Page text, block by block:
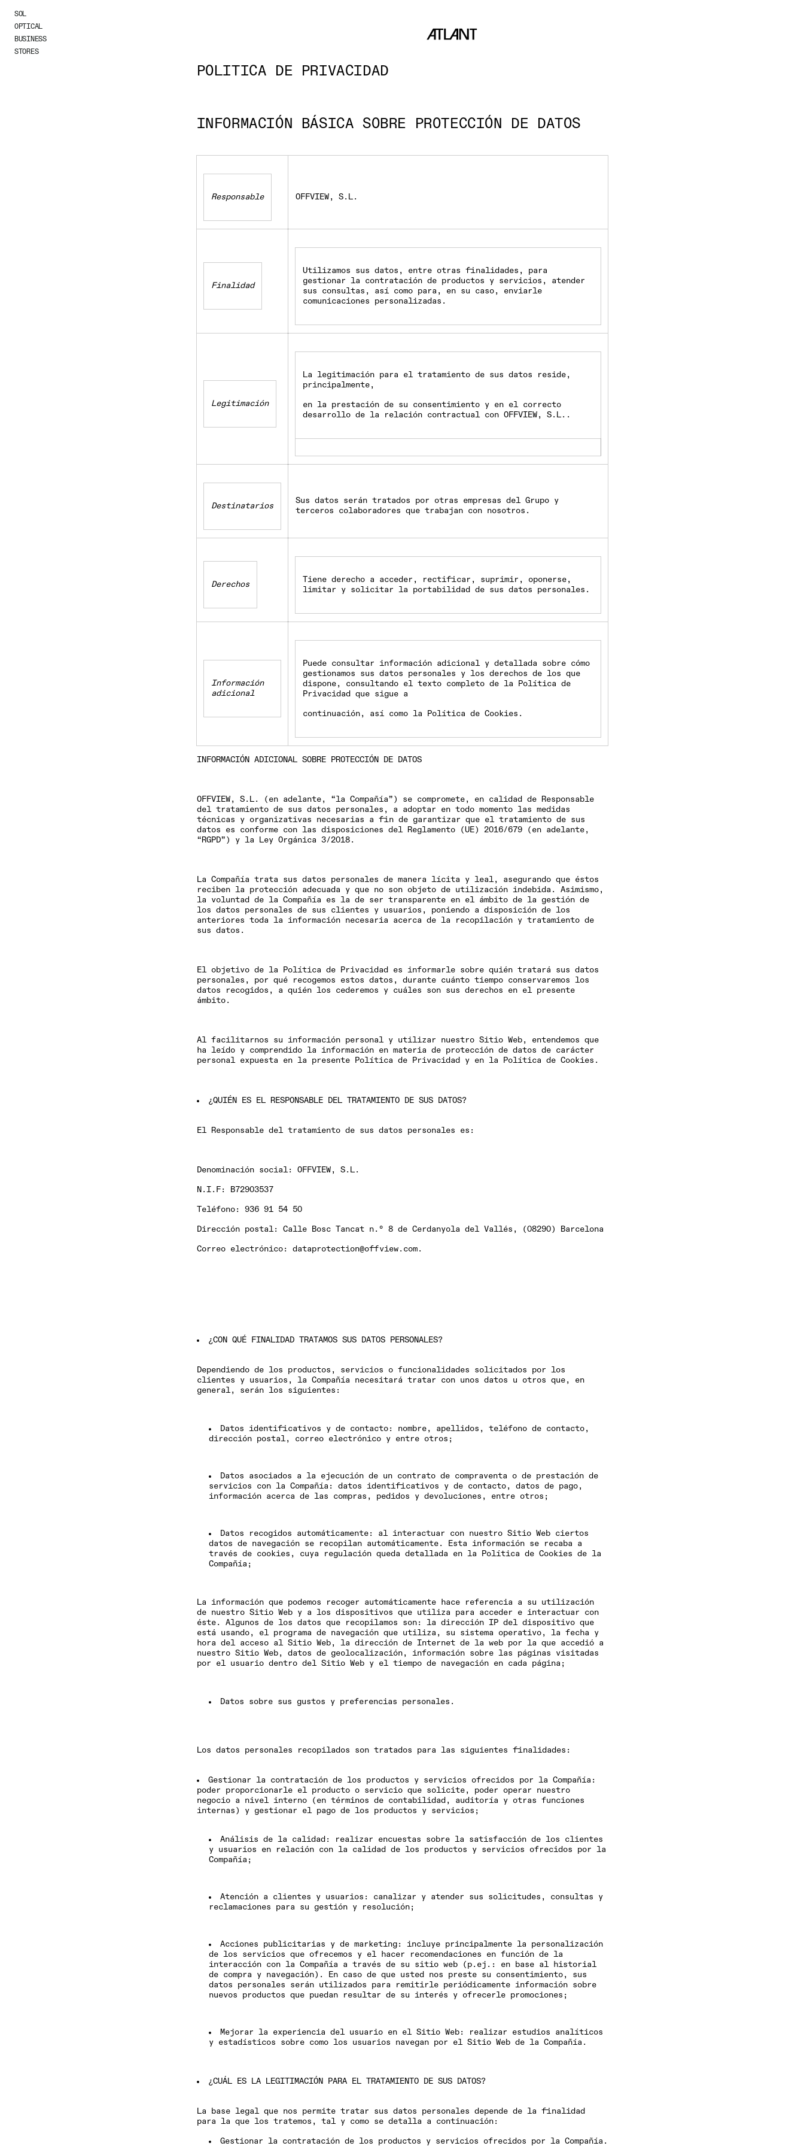
content
SOL
OPTICAL
BUSINESS
STORES
POLÍTICA DE PRIVACIDAD
INFORMACIÓN BÁSICA SOBRE PROTECCIÓN DE DATOS
Responsable OFFVIEW, S.L.
Finalidad
Utilizamos sus datos, entre otras finalidades, para
gestionar la contratación de productos y servicios, atender
sus consultas, así como para, en su caso, enviarle
comunicaciones personalizadas.
Legitimación
La legitimación para el tratamiento de sus datos reside,
principalmente,
en la prestación de su consentimiento y en el correcto
desarrollo de la relación contractual con OFFVIEW, S.L..
Destinatarios
Sus datos serán tratados por otras empresas del Grupo y
terceros colaboradores que trabajan con nosotros.
Derechos
Tiene derecho a acceder, rectificar, suprimir, oponerse,
limitar y solicitar la portabilidad de sus datos personales.
Información
adicional
Puede consultar información adicional y detallada sobre cómo
gestionamos sus datos personales y los derechos de los que
dispone, consultando el texto completo de la Política de
Privacidad que sigue a
continuación, así como la Política de Cookies.
INFORMACIÓN ADICIONAL SOBRE PROTECCIÓN DE DATOS
OFFVIEW, S.L. (en adelante, “la Compañía”) se compromete, en calidad de Responsable
del tratamiento de sus datos personales, a adoptar en todo momento las medidas
técnicas y organizativas necesarias a fin de garantizar que el tratamiento de sus
datos es conforme con las disposiciones del Reglamento (UE) 2016/679 (en adelante,
“RGPD”) y la Ley Orgánica 3/2018.
La Compañía trata sus datos personales de manera lícita y leal, asegurando que éstos
reciben la protección adecuada y que no son objeto de utilización indebida. Asimismo,
la voluntad de la Compañía es la de ser transparente en el ámbito de la gestión de
los datos personales de sus clientes y usuarios, poniendo a disposición de los
anteriores toda la información necesaria acerca de la recopilación y tratamiento de
sus datos.
El objetivo de la Política de Privacidad es informarle sobre quién tratará sus datos
personales, por qué recogemos estos datos, durante cuánto tiempo conservaremos los
datos recogidos, a quién los cederemos y cuáles son sus derechos en el presente
ámbito.
Al facilitarnos su información personal y utilizar nuestro Sitio Web, entendemos que
ha leído y comprendido la información en materia de protección de datos de carácter
personal expuesta en la presente Política de Privacidad y en la Política de Cookies.
¿QUIÉN ES EL RESPONSABLE DEL TRATAMIENTO DE SUS DATOS?
El Responsable del tratamiento de sus datos personales es:
Denominación social: OFFVIEW, S.L .
N.I.F: B72903537
Teléfono: 936 91 54 50
Dirección postal: Calle Bosc Tancat n.º 8 de Cerdanyola del Vallés, (08290) Barcelona
Correo electrónico: dataprotection@offview.com.
¿CON QUÉ FINALIDAD TRATAMOS SUS DATOS PERSONALES?
Dependiendo de los productos, servicios o funcionalidades solicitados por los
clientes y usuarios, la Compañía necesitará tratar con unos datos u otros que, en
general, serán los siguientes:
Datos identificativos y de contacto: nombre, apellidos, teléfono de contacto,
dirección postal, correo electrónico y entre otros;
Datos asociados a la
ejecución de un contrato de compraventa o de prestación de
servicios con la Compañía: datos identificativos y de contacto, datos de pago,
información acerca de las compras, pedidos y devoluciones, entre otros;
Datos recogidos automáticamente: al interactuar con nuestro Sitio Web ciertos
datos de navegación se recopilan automáticamente. Esta información se recaba a
través de cookies, cuya regulación queda detallada en la Política de Cookies de la
Compañía;
La información que podemos recoger automáticamente hace referencia a su utilización
de nuestro Sitio Web y a los dispositivos que utiliza para acceder e interactuar con
éste. Algunos de los datos que recopilamos son: la dirección IP del dispositivo que
está usando, el programa de navegación que utiliza, su sistema operativo, la fecha y
hora del acceso al Sitio Web, la dirección de Internet de la web por la que accedió a
nuestro Sitio Web, datos de geolocalización, información sobre las páginas visitadas
por el usuario dentro del Sitio Web y el tiempo de navegación en cada página;
Datos sobre sus gustos y preferencias personales .
Los datos personales recopilados son tratados para las siguientes finalidades:
Gestionar la contratación de los productos y servicios ofrecidos por la Compañía :
poder proporcionarle el producto o servicio que solicite, poder operar nuestro
negocio a nivel interno (en términos de contabilidad, auditoría y otras funciones
internas) y gestionar el pago de los productos y servicios;
Análisis de la calidad : realizar encuestas sobre la satisfacción de los clientes
y usuarios en relación con la calidad de los productos y servicios ofrecidos por la
Compañía;
Atención a clientes y usuarios : canalizar y atender sus solicitudes, consultas y
reclamaciones para su gestión y resolución;
Acciones publicitarias y de marketing: incluye principalmente la personalización
de los servicios que ofrecemos y el hacer recomendaciones en función de la
interacción con la Compañía a través de su sitio web (p.ej.: en base al historial
de compra y navegación). En caso de que usted nos preste su consentimiento, sus
datos personales serán utilizados para remitirle periódicamente información sobre
nuevos productos que puedan resultar de su interés y ofrecerle promociones;
Mejorar la experiencia del usuario en el Sitio Web: realizar estudios analíticos
y estadísticos sobre como los usuarios navegan por el Sitio Web de la Compañía.
¿CUÁL ES LA LEGITIMACIÓN PARA EL TRATAMIENTO DE SUS DATOS?
La base legal que nos permite tratar sus datos personales depende de la finalidad
para la que los tratemos, tal y como se detalla a continuación:
Gestionar la contratación de los productos y servicios ofrecidos por la Compañía.